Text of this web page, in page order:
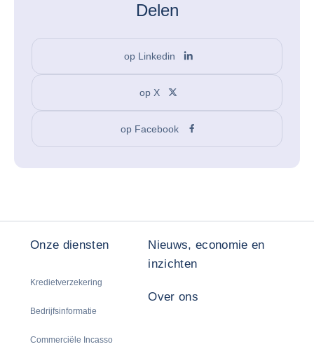
Delen
op Linkedin
op X
op Facebook
Onze diensten
Kredietverzekering
Bedrijfsinformatie
Commerciële Incasso
Nieuws, economie en
inzichten
Over ons